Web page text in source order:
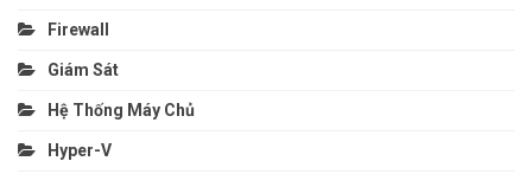
Firewall
Giám Sát
Hệ Thống Máy Chủ
Hyper-V